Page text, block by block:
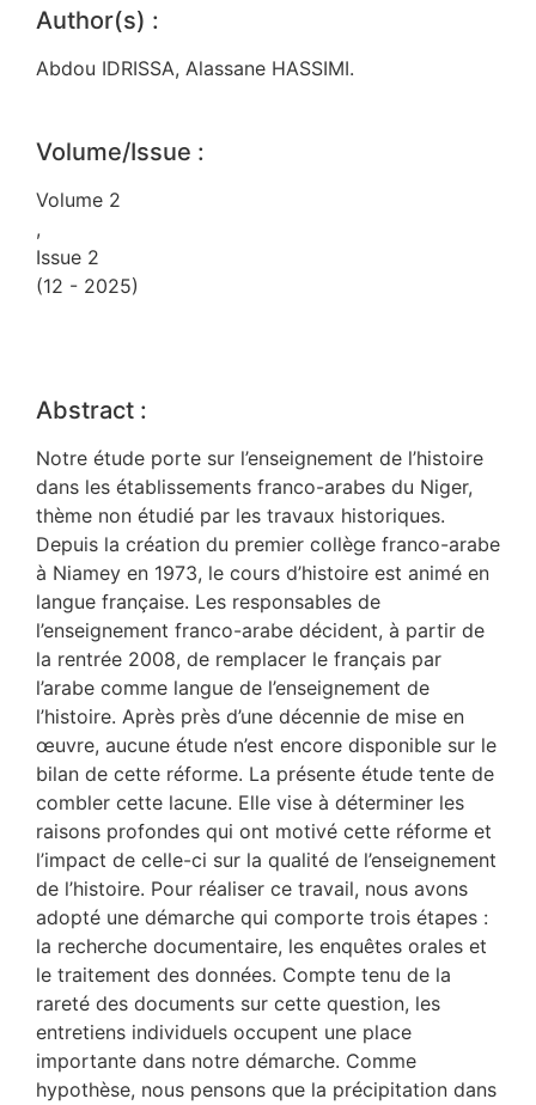
Author(s) :
Abdou IDRISSA, Alassane HASSIMI.
Volume/Issue :
Volume 2
,
Issue 2
(12 - 2025)
Abstract :
Notre étude porte sur l’enseignement de l’histoire
dans les établissements franco-arabes du Niger,
thème non étudié par les travaux historiques.
Depuis la création du premier collège franco-arabe
à Niamey en 1973, le cours d’histoire est animé en
langue française. Les responsables de
l’enseignement franco-arabe décident, à partir de
la rentrée 2008, de remplacer le français par
l’arabe comme langue de l’enseignement de
l’histoire. Après près d’une décennie de mise en
œuvre, aucune étude n’est encore disponible sur le
bilan de cette réforme. La présente étude tente de
combler cette lacune. Elle vise à déterminer les
raisons profondes qui ont motivé cette réforme et
l’impact de celle-ci sur la qualité de l’enseignement
de l’histoire. Pour réaliser ce travail, nous avons
adopté une démarche qui comporte trois étapes :
la recherche documentaire, les enquêtes orales et
le traitement des données. Compte tenu de la
rareté des documents sur cette question, les
entretiens individuels occupent une place
importante dans notre démarche. Comme
hypothèse, nous pensons que la précipitation dans